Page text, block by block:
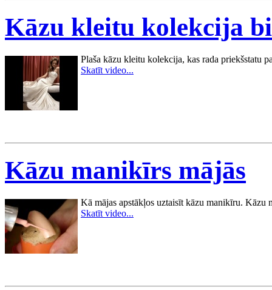
Kāzu kleitu kolekcija
Plaša kāzu kleitu kolekcija, kas rada priekšstatu
Skatīt video...
Kāzu manikīrs mājās
Kā mājas apstākļos uztaisīt kāzu manikīru.
Skatīt video...